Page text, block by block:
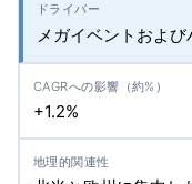
メガイベントおよ
+1.2%